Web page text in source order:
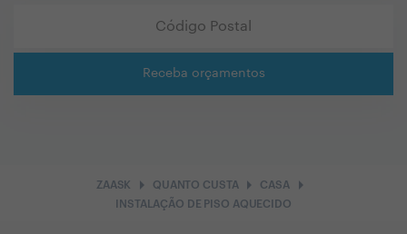
Receba orçamentos
ZAASK arrow_right QUANTO CUSTAarrow_right CASAarrow_right
INSTALAÇÃO DE PISO AQUECIDO